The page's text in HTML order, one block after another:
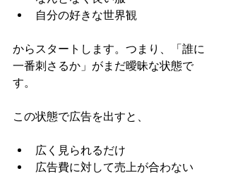
自分の好きな世界観
からスタートします。つまり、「誰に
一番刺さるか」がまだ曖昧な状態で
す。
この状態で広告を出すと、
広く見られるだけ
広告費に対して売上が合わない